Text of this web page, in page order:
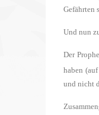
Gefährten
Und nun
Der
haben
und nicht